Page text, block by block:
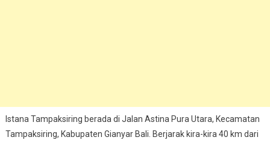
Istana Tampaksiring berada di Jalan Astina Pura Utara, Kecamatan
Tampaksiring, Kabupaten Gianyar Bali. Berjarak kira-kira 40 km dari